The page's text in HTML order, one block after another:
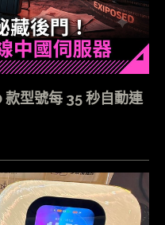
款型號每 35 秒自動連